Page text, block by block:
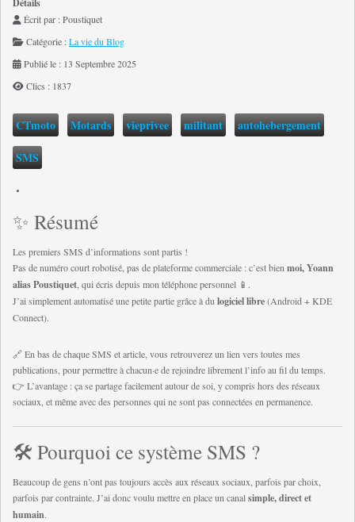
Détails
Écrit par :Poustiquet
Catégorie :La vie du Blog
Publié le : 13 Septembre 2025
Clics : 1837
CTmoto Motards vieprivee militant
autohebergement
SMS
✨ Résumé
Les premiers SMS d’informations sont partis !
Pas de numéro court robotisé, pas de plateforme commerciale : c’est bien moi, Yoann
alias Poustiquet , qui écris depuis mon téléphone personnel 📱.
J’ai simplement automatisé une petite partie grâce à du logiciel libre(Android + KDE
Connect).
🔗 En bas de chaque SMS et article, vous retrouverez un lien vers toutes mes
publications, pour permettre à chacun·e de rejoindre librement l’info au fil du temps.
👉 L’avantage : ça se partage facilement autour de soi, y compris hors des réseaux
sociaux, et même avec des personnes qui ne sont pas connectées en permanence.
🛠️ Pourquoi ce système SMS ?
Beaucoup de gens n’ont pas toujours accès aux réseaux sociaux, parfois par choix,
parfois par contrainte. J’ai donc voulu mettre en place un canalsimple, direct et
humain.